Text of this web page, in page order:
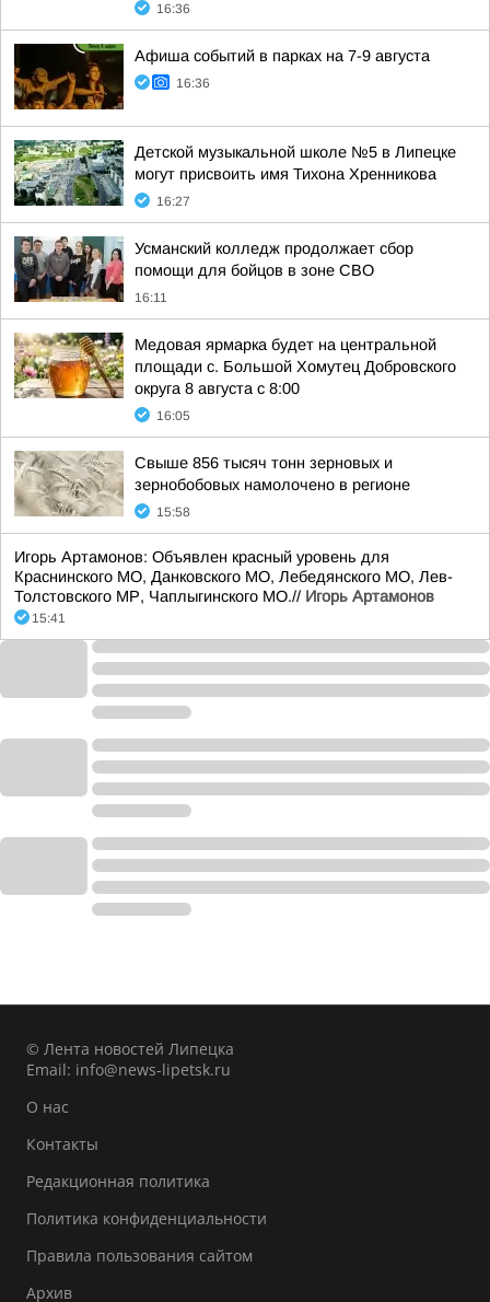
16:36
Афиша событий в парках на 7-9 августа
16:36
Детской музыкальной школе №5 в Липецке
могут присвоить имя Тихона Хренникова
16:27
Усманский колледж продолжает сбор
помощи для бойцов в зоне СВО
16:11
Медовая ярмарка будет на центральной
площади с. Большой Хомутец Добровского
округа 8 августа с 8:00
16:05
Свыше 856 тысяч тонн зерновых и
зернобобовых намолочено в регионе
15:58
Игорь Артамонов: Объявлен красный уровень для
Краснинского МО, Данковского МО, Лебедянского МО, Лев-
Толстовского МР, Чаплыгинского МО.// Игорь Артамонов
15:41
© Лента новостей Липецка
Email: info@news-lipetsk.ru
О нас
Контакты
Редакционная политика
Политика конфиденциальности
Правила пользования сайтом
Архив